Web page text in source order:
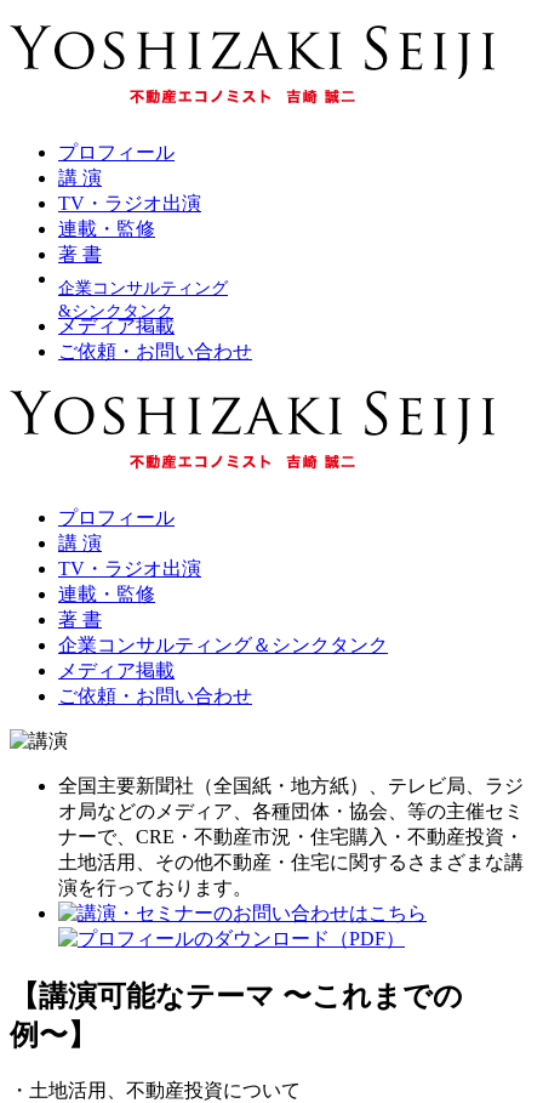
プロフィール
講 演
TV・ラジオ出演
連載・監修
著 書
企業コンサルティング
&シンクタンク
メディア掲載
ご依頼・お問い合わせ
プロフィール
講 演
TV・ラジオ出演
連載・監修
著 書
企業コンサルティング＆シンクタンク
メディア掲載
ご依頼・お問い合わせ
全国主要新聞社（全国紙・地方紙）、テレビ局、ラジ
オ局などのメディア、各種団体・協会、等の主催セミ
ナーで、CRE・不動産市況・住宅購入・不動産投資・
土地活用、その他不動産・住宅に関するさまざまな講
演を行っております。
【講演可能なテーマ 〜これまでの
例〜】
・土地活用、不動産投資について